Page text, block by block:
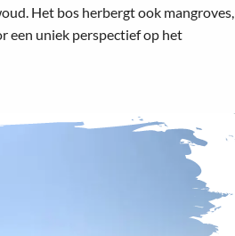
Het bos herbergt ook mangroves,
een uniek perspectief op het